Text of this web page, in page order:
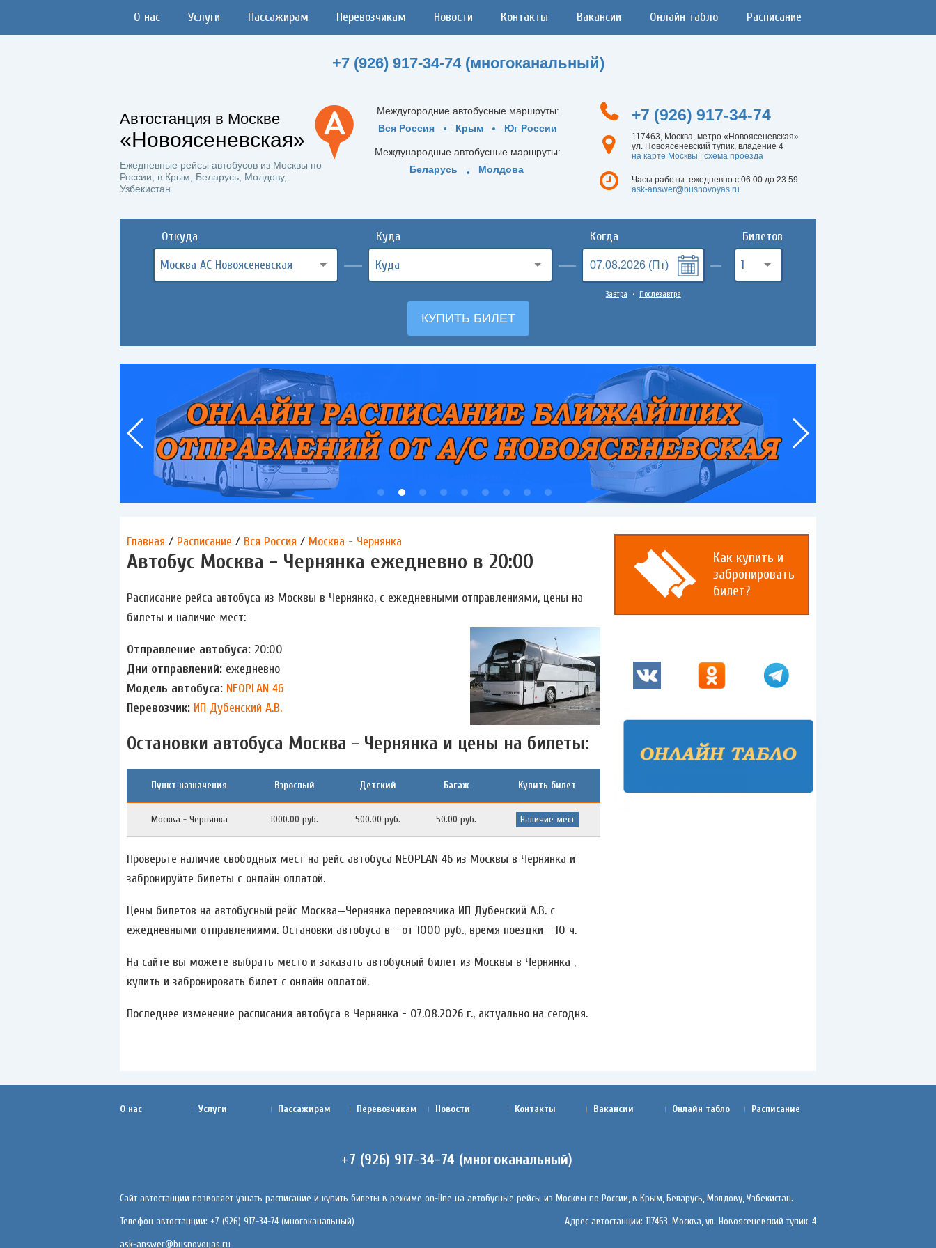
О нас Услуги Пассажирам Перевозчикам Новости Контакты Вакансии Онлайн табло Расписание
+7 (926) 917-34-74 (многоканальный)
Автостанция в Москве
«Новоясеневская»
Ежедневные рейсы автобусов из Москвы по
России, в Крым, Беларусь, Молдову,
Узбекистан.
Междугородние автобусные маршруты:
Вся Россия
Крым Юг России
Международные автобусные маршруты:
Беларусь
Молдова
+7 (926) 917-34-74
117463, Москва, метро «Новоясеневская»
ул. Новоясеневский тупик, владение 4
на карте Москвы
схема проезда
Часы работы: ежедневно с 06:00 до 23:59
ask-answer@busnovoyas.ru
Откуда
Москва АС Новоясеневская
Куда Когда
Завтра • Послезавтра
Билетов
1
Как купить и
забронировать
билет?
Главная / Расписание / Вся Россия / Москва - Чернянка
Автобус Москва - Чернянка ежедневно в 20:00
Расписание рейса автобуса из Москвы в Чернянка, с ежедневными отправлениями, цены на
билеты и наличие мест:
Отправление автобуса: 20:00
Дни отправлений: ежедневно
Модель автобуса: NEOPLAN 46
Перевозчик: ИП Дубенский А.В.
Остановки автобуса Москва - Чернянка и цены на билеты:
Пункт назначения Взрослый Детский Багаж Купить билет
Москва - Чернянка 1000.00 руб. 500.00 руб. 50.00 руб. Наличие мест
Проверьте наличие свободных мест на рейс автобуса NEOPLAN 46 из Москвы в Чернянка и
забронируйте билеты с онлайн оплатой.
Цены билетов на автобусный рейс Москва—Чернянка перевозчика ИП Дубенский А.В. c
ежедневными отправлениями. Остановки автобуса в - от 1000 руб., время поездки - 10 ч.
На сайте вы можете выбрать место и заказать автобусный билет из Москвы в Чернянка ,
купить и забронировать билет с онлайн оплатой.
Последнее изменение расписания автобуса в Чернянка - 07.08.2026 г., актуально на сегодня.
О нас Услуги Пассажирам Перевозчикам Новости Контакты Вакансии Онлайн табло Расписание
+7 (926) 917-34-74 (многоканальный)
Сайт автостанции позволяет узнать расписание и купить билеты в режиме on-line на автобусные рейсы из Москвы по России, в Крым, Беларусь, Молдову, Узбекистан.
Телефон автостанции: +7 (926) 917-34-74 (многоканальный)
ask-answer@busnovoyas.ru
Адрес автостанции: 117463, Москва, ул. Новоясеневский тупик, 4